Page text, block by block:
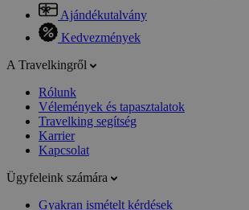
Ajándékutalvány
Kedvezmények
A Travelkingről
Rólunk
Vélemények és tapasztalatok
Travelking segítség
Karrier
Kapcsolat
Ügyfeleink számára
Gyakran ismételt kérdések